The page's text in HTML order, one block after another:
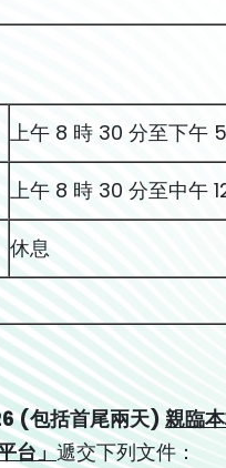
上午 8 時 30 分至下午
上午 8 時 30 分至中午
休息
6(包括首尾兩天)親臨
台」遞交下列文件：